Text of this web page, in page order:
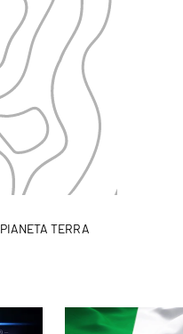
PIANETA TERRA